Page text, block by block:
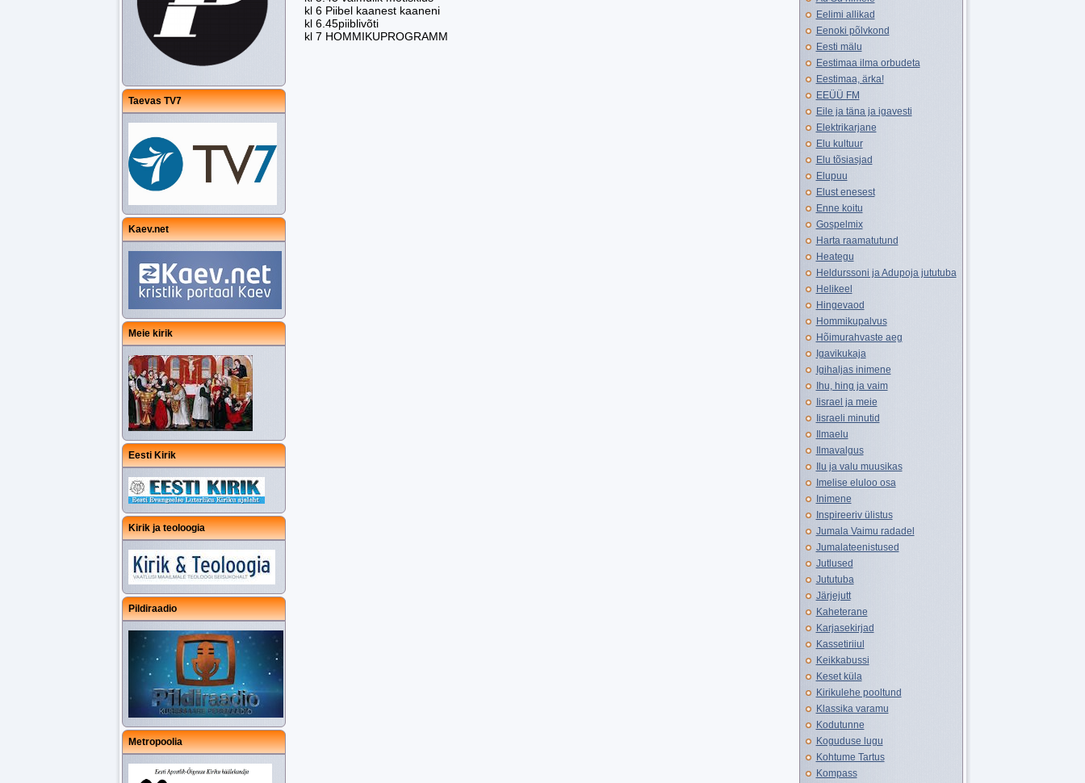
Taevas TV7
Kaev.net
Meie kirik
Eesti Kirik
Kirik ja teoloogia
Pildiraadio
Metropoolia
kl 6 Piibel kaanest kaaneni
kl 6.45piiblivõti
kl 7 HOMMIKUPROGRAMM
Eelimi allikad
Eenoki põlvkond
Eesti mälu
Eestimaa ilma orbudeta
Eestimaa, ärka!
EEÜÜ FM
Eile ja täna ja igavesti
Elektrikarjane
Elu kultuur
Elu tõsiasjad
Elupuu
Elust enesest
Enne koitu
Gospelmix
Harta raamatutund
Heategu
Heldurssoni ja Adupoja jututuba
Helikeel
Hingevaod
Hommikupalvus
Hõimurahvaste aeg
Igavikukaja
Igihaljas inimene
Ihu, hing ja vaim
Iisrael ja meie
Iisraeli minutid
Ilmaelu
Ilmavalgus
Ilu ja valu muusikas
Imelise eluloo osa
Inimene
Inspireeriv ülistus
Jumala Vaimu radadel
Jumalateenistused
Jutlused
Jututuba
Järjejutt
Kaheterane
Karjasekirjad
Kassetiriiul
Keikkabussi
Keset küla
Kirikulehe pooltund
Klassika varamu
Kodutunne
Koguduse lugu
Kohtume Tartus
Kompass